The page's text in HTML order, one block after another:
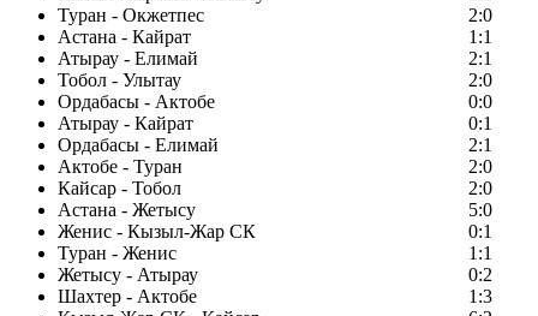
Туран - Окжетпес
2:0
Астана - Кайрат
1:1
Атырау - Елимай
2:1
Тобол - Улытау
2:0
Ордабасы - Актобе
0:0
Атырау - Кайрат
0:1
Ордабасы - Елимай
2:1
Актобе - Туран
2:0
Кайсар - Тобол
2:0
Астана - Жетысу
5:0
Женис - Кызыл-Жар СК
0:1
Туран - Женис
1:1
Жетысу - Атырау
0:2
Шахтер - Актобе
1:3